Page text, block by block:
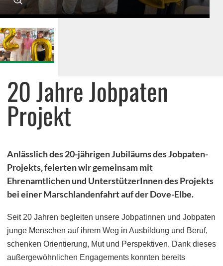
Weitere
Umweltbildungsprojekte
Draußenschule
greenKIDS Neuengamme
NaturEntdecker
Recycling-Lab
Lernwerkstatt der Wildtiere
Lernort Gut Wulfsdorf
20 Jahre Jobpaten
Projekt
Anlässlich des 20-jährigen Jubiläums des Jobpaten-
Projekts, feierten wir gemeinsam mit
Ehrenamtlichen und UnterstützerInnen des Projekts
bei einer Marschlandenfahrt auf der Dove-Elbe.
Seit 20 Jahren begleiten unsere Jobpatinnen und Jobpaten
junge Menschen auf ihrem Weg in Ausbildung und Beruf,
schenken Orientierung, Mut und Perspektiven. Dank dieses
außergewöhnlichen Engagements konnten bereits